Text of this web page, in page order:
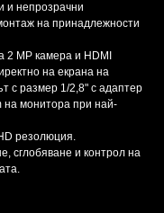
и непрозрачни
на принадлежности
MP камера и HDMI
на екрана на
с размер 1/2,8" с адаптер
на монитора при най-
резолюция.
сглобяване и контрол на